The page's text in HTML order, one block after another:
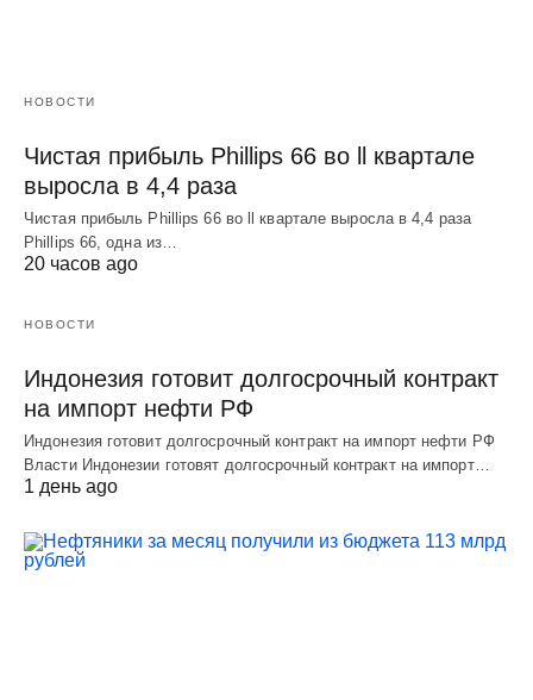
НОВОСТИ
Чистая прибыль Phillips 66 во ll квартале
выросла в 4,4 раза
Чистая прибыль Phillips 66 во ll квартале выросла в 4,4 раза
Phillips 66, одна из…
20 часов ago
НОВОСТИ
Индонезия готовит долгосрочный контракт
на импорт нефти РФ
Индонезия готовит долгосрочный контракт на импорт нефти РФ
Власти Индонезии готовят долгосрочный контракт на импорт…
1 день ago